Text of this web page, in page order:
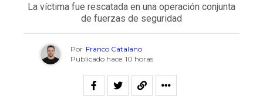
La víctima fue rescatada en una operación conjunta
de fuerzas de seguridad
Por Franco Catalano
Publicado hace 10 horas